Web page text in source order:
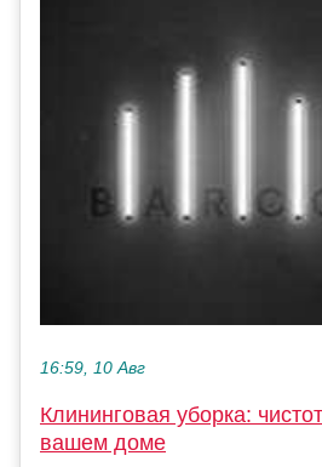
16:59, 10 Авг
Клининговая уборка:
вашем доме